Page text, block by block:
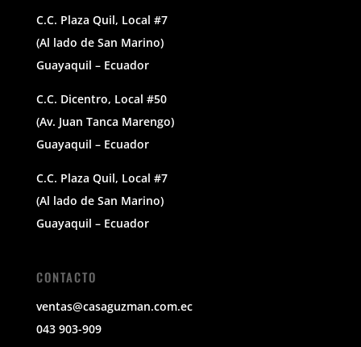
C.C. Plaza Quil, Local #7
(Al lado de San Marino)
Guayaquil – Ecuador
C.C. Dicentro, Local #50
(Av. Juan Tanca Marengo)
Guayaquil – Ecuador
C.C. Plaza Quil, Local #7
(Al lado de San Marino)
Guayaquil – Ecuador
CONTACTO
ventas@casaguzman.com.ec
043 903-909